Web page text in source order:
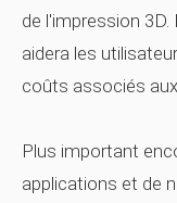
de l'impression
aidera les
coûts associés
Plus important
applications et de